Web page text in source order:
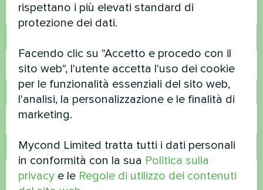
Email
Commento
rispettano i più elevati standard di
protezione dei dati.
Facendo clic su "Accetto e procedo con il
sito web", l'utente accetta l'uso dei cookie
per le funzionalità essenziali del sito web,
l'analisi, la personalizzazione e le finalità di
marketing.
Mycond Limited tratta tutti i dati personali
in conformità con la sua Politica sulla
privacy e le Regole di utilizzo dei contenuti